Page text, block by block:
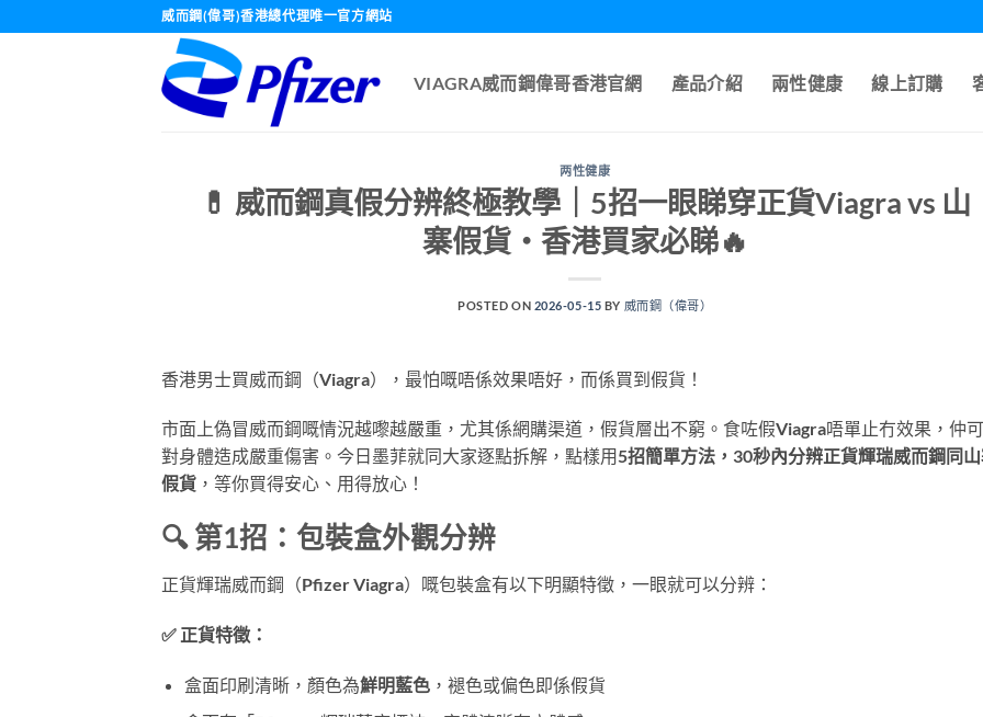
威而鋼(偉哥)香港總代理唯一官方網站
VIAGRA威而鋼偉哥香港官網 產品介紹 兩性健康 線上訂購
两性健康
💊 威而鋼真假分辨終極教學｜5招一眼睇穿正貨Viagra vs 山
寨假貨・香港買家必睇🔥
POSTED ON 2026-05-15 BY 威而鋼（偉哥）
香港男士買威而鋼（Viagra），最怕嘅唔係效果唔好，而係買到假貨！
市面上偽冒威而鋼嘅情況越嚟越嚴重，尤其係網購渠道，假貨層出不窮。食咗假Viagra唔單止冇效果，仲
對身體造成嚴重傷害。今日墨菲就同大家逐點拆解，點樣用5招簡單方法，30秒內分辨正貨輝瑞威而鋼同
假貨 ，等你買得安心、用得放心！
🔍 第1招：包裝盒外觀分辨
正貨輝瑞威而鋼（Pfizer Viagra）嘅包裝盒有以下明顯特徵，一眼就可以分辨：
✅ 正貨特徵：
盒面印刷清晰，顏色為鮮明藍色，褪色或偏色即係假貨